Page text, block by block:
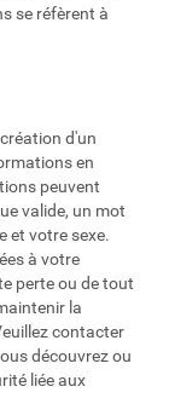
se réfèrent à
d'un
en
peuvent
valide, un mot
et votre sexe.
à votre
perte ou de tout
la
contacter
découvrez ou
liée aux